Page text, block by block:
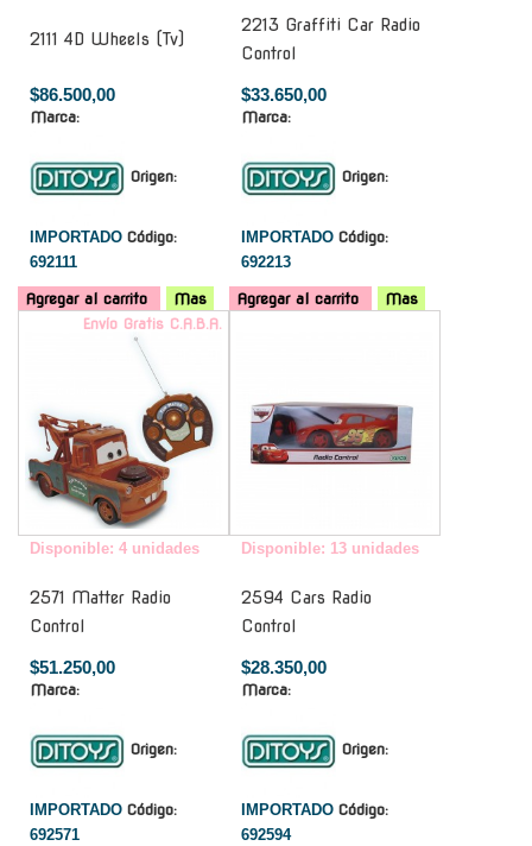
2111 4D Wheels (Tv)
$86.500,00
Marca:
Origen:
IMPORTADO Código:
692111
Agregar al carrito Mas
2213 Graffiti Car Radio
Control
$33.650,00
Marca:
Origen:
IMPORTADO Código:
692213
Agregar al carrito
Mas
Envío Gratis C.A.B.A.
Disponible: 4 unidades
2571 Matter Radio
Control
$51.250,00
Marca:
Origen:
IMPORTADO Código:
692571
Disponible: 13 unidades
2594 Cars Radio
Control
$28.350,00
Marca:
Origen:
IMPORTADO Código:
692594